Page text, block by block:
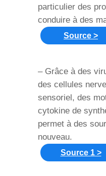
particulier des
conduire à des
Source >
– Grâce à des
des cellules
sensoriel, des
cytokine de
permet à des
nouveau.
Source 1 >